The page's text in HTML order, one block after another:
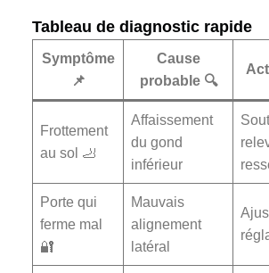
Tableau de diagnostic rapide
Symptôme
📌
Cause
probable 🔍
Frottement
au sol 🦶
Affaissement
du gond
inférieur
Porte qui
ferme mal
🔐
Mauvais
alignement
latéral